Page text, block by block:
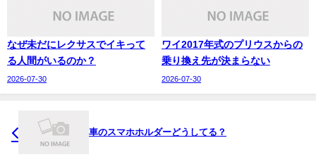
なぜ未だにレクサスでイキって
る人間がいるのか？
2026-07-30
ワイ2017年式のプリウスからの
乗り換え先が決まらない
2026-07-30
車のスマホホルダーどうしてる？